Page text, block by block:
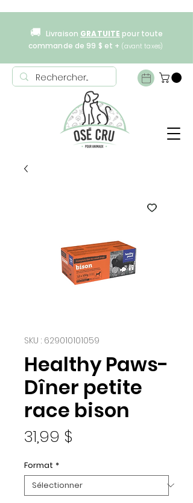
🚚 Livraison GRATUITE pour toute
commande de 99 $ et + (avant taxes)
SKU : 629010101059
Healthy Paws-
Dîner petite
race bison
31,99 $
Format *